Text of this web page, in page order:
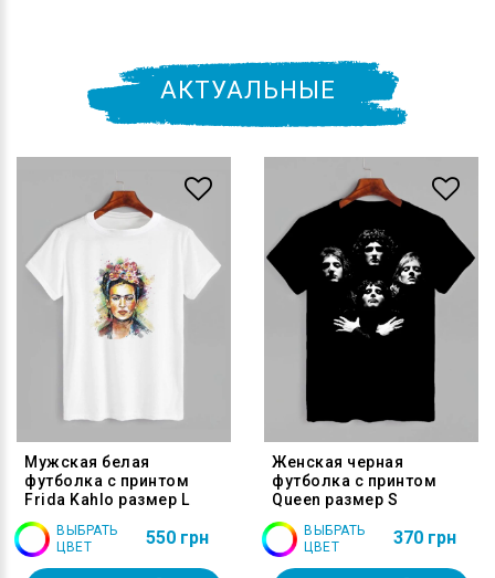
АКТУАЛЬНЫЕ
Мужская белая
футболка с принтом
Frida Kahlo размер L
ВЫБРАТЬ
ЦВЕТ
550 грн
Женская черная
футболка с принтом
Queen размер S
ВЫБРАТЬ
ЦВЕТ
370 грн